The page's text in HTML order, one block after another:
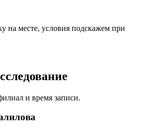
на месте, условия подскажем при
и время записи.